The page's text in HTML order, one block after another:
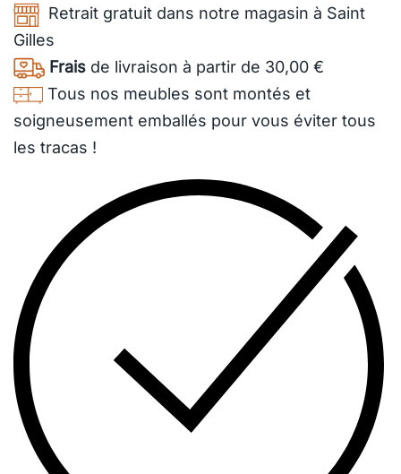
Retrait gratuit dans notre magasin à Saint
Gilles
Frais de livraison à partir de 30,00 €
Tous nos meubles sont montés et
soigneusement emballés pour vous éviter tous
les tracas !